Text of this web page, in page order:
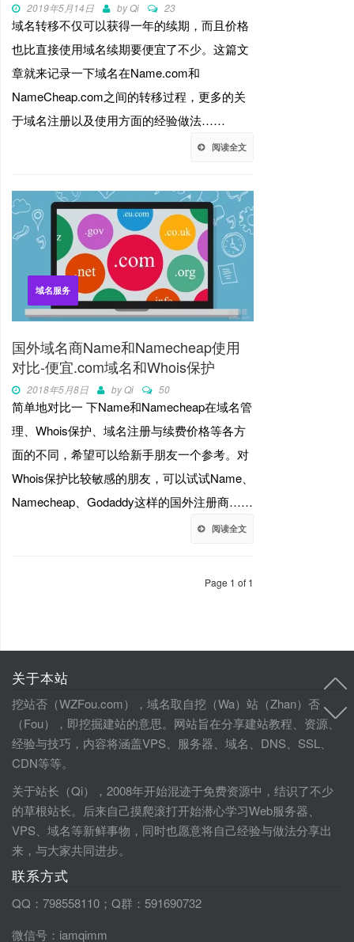
2019年5月14日 byQi 23
域名转移不仅可以获得一年的续期，而且价格
也比直接使用域名续期要便宜了不少。这篇文
章就来记录一下域名在Name.com和
NameCheap.com之间的转移过程，更多的关
于域名注册以及使用方面的经验做法……
阅读全文
域名服务
国外域名商Name和Namecheap使用
对比-便宜.com域名和Whois保护
2018年5月8日 byQi 50
简单地对比一 下Name和Namecheap在域名管
理、Whois保护、域名注册与续费价格等各方
面的不同，希望可以给新手朋友一个参考。对
Whois保护比较敏感的朋友，可以试试Name、
Namecheap、Godaddy这样的国外注册商……
阅读全文
Page 1 of 1
关于本站
挖站否（WZFou.com），域名取自挖（Wa）站（Zhan）否
（Fou），即挖掘建站的意思。网站旨在分享建站教程、资源、
经验与技巧，内容将涵盖VPS、服务器、域名、DNS、SSL、
CDN等等。
关于站长（Qi），2008年开始混迹于免费资源中，结识了不少
的草根站长。后来自己摸爬滚打开始潜心学习Web服务器、
VPS、域名等新鲜事物，同时也愿意将自己经验与做法分享出
来，与大家共同进步。
联系方式
QQ：798558110；Q群：591690732
微信号：iamqimm